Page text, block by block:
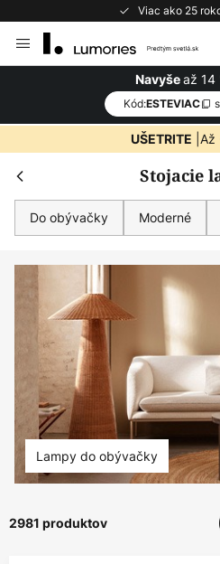
Bezplatné
to
Navyšeaž 14
Kód:ESTEVIAC
UŠETRITE
Stojacie
Do obývačky Moderné
Lampy do obývačky
2981 produktov
Extra
Extra -11%
Extra -14%
ESTEVIAC
Kúpiť
*Vylúčení